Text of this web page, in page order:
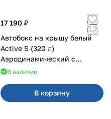
17 190 ₽
Автобокс на крышу белый
Active S (320 л)
Аэродинамический с
двусторонним открыванием
В наличии
В корзину